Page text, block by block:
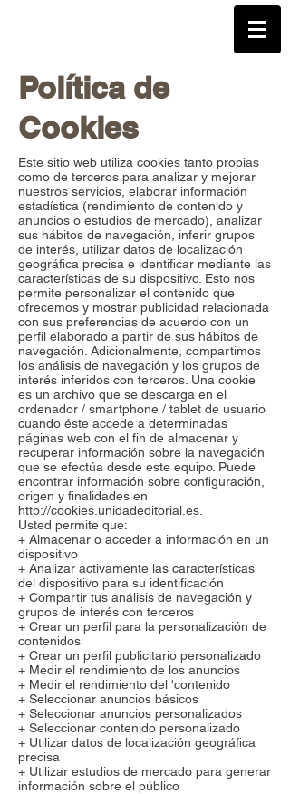
Política de
Cookies
Este sitio web utiliza cookies tanto propias
como de terceros para analizar y mejorar
nuestros servicios, elaborar información
estadística (rendimiento de contenido y
anuncios o estudios de mercado), analizar
sus hábitos de navegación, inferir grupos
de interés, utilizar datos de localización
geográfica precisa e identificar mediante las
características de su dispositivo. Esto nos
permite personalizar el contenido que
ofrecemos y mostrar publicidad relacionada
con sus preferencias de acuerdo con un
perfil elaborado a partir de sus hábitos de
navegación. Adicionalmente, compartimos
los análisis de navegación y los grupos de
interés inferidos con terceros. Una cookie
es un archivo que se descarga en el
ordenador / smartphone / tablet de usuario
cuando éste accede a determinadas
páginas web con el fin de almacenar y
recuperar información sobre la navegación
que se efectúa desde este equipo. Puede
encontrar información sobre configuración,
origen y finalidades en
http://cookies.unidadeditorial.es
Usted permite que:
+ Almacenar o acceder a información en un
dispositivo
+ Analizar activamente las características
del dispositivo para su identificación
+ Compartir tus análisis de navegación y
grupos de interés con terceros
+ Crear un perfil para la personalización de
contenidos
+ Crear un perfil publicitario personalizado
+ Medir el rendimiento de los anuncios
+ Medir el rendimiento del 'contenido
+ Seleccionar anuncios básicos
+ Seleccionar anuncios personalizados
+ Seleccionar contenido personalizado
+ Utilizar datos de localización geográfica
precisa
+ Utilizar estudios de mercado para generar
información sobre el público